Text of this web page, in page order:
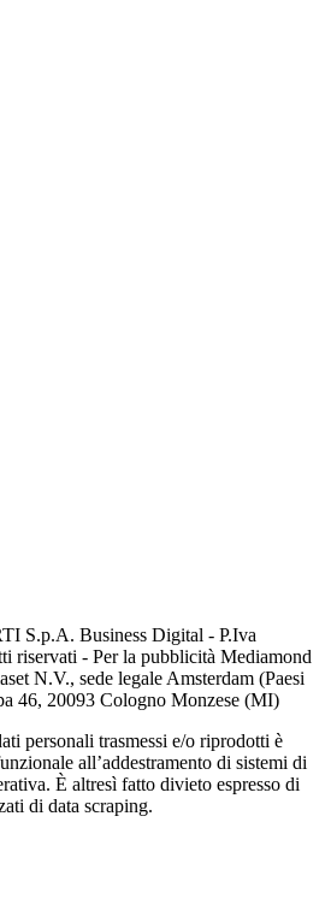
S.p.A. Business Digital - P.Iva
riservati - Per la pubblicità Mediamond
N.V., sede legale Amsterdam (Paesi
46, 20093 Cologno Monzese (MI)
personali trasmessi e/o riprodotti è
all’addestramento di sistemi di
È altresì fatto divieto espresso di
di data scraping.